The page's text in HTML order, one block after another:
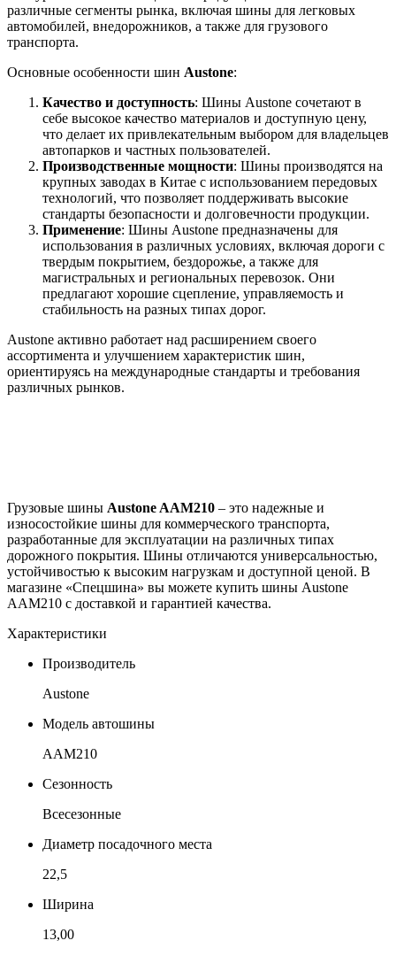
различные сегменты рынка, включая шины для легковых
автомобилей, внедорожников, а также для грузового
транспорта.
Основные особенности шин Austone:
Качество и доступность: Шины Austone сочетают в
себе высокое качество материалов и доступную цену,
что делает их привлекательным выбором для владельцев
автопарков и частных пользователей.
Производственные мощности: Шины производятся на
крупных заводах в Китае с использованием передовых
технологий, что позволяет поддерживать высокие
стандарты безопасности и долговечности продукции.
Применение: Шины Austone предназначены для
использования в различных условиях, включая дороги с
твердым покрытием, бездорожье, а также для
магистральных и региональных перевозок. Они
предлагают хорошие сцепление, управляемость и
стабильность на разных типах дорог.
Austone активно работает над расширением своего
ассортимента и улучшением характеристик шин,
ориентируясь на международные стандарты и требования
различных рынков.
Грузовые шины Austone AAM210 – это надежные и
износостойкие шины для коммерческого транспорта,
разработанные для эксплуатации на различных типах
дорожного покрытия. Шины отличаются универсальностью,
устойчивостью к высоким нагрузкам и доступной ценой. В
магазине «Спецшина» вы можете купить шины Austone
AAM210 с доставкой и гарантией качества.
Характеристики
Производитель
Austone
Модель автошины
AAM210
Сезонность
Всесезонные
Диаметр посадочного места
22,5
Ширина
13,00